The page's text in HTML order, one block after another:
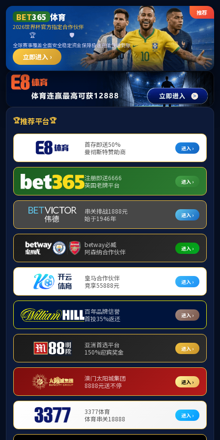
15vip太阳成集团(古天乐·VIP认证)官方网
站-Macau Sun City
请输入验证码下载附件